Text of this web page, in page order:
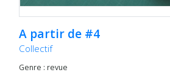
A partir de #4
Collectif
Genre : revue